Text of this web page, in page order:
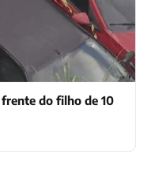
frente do filho de 10